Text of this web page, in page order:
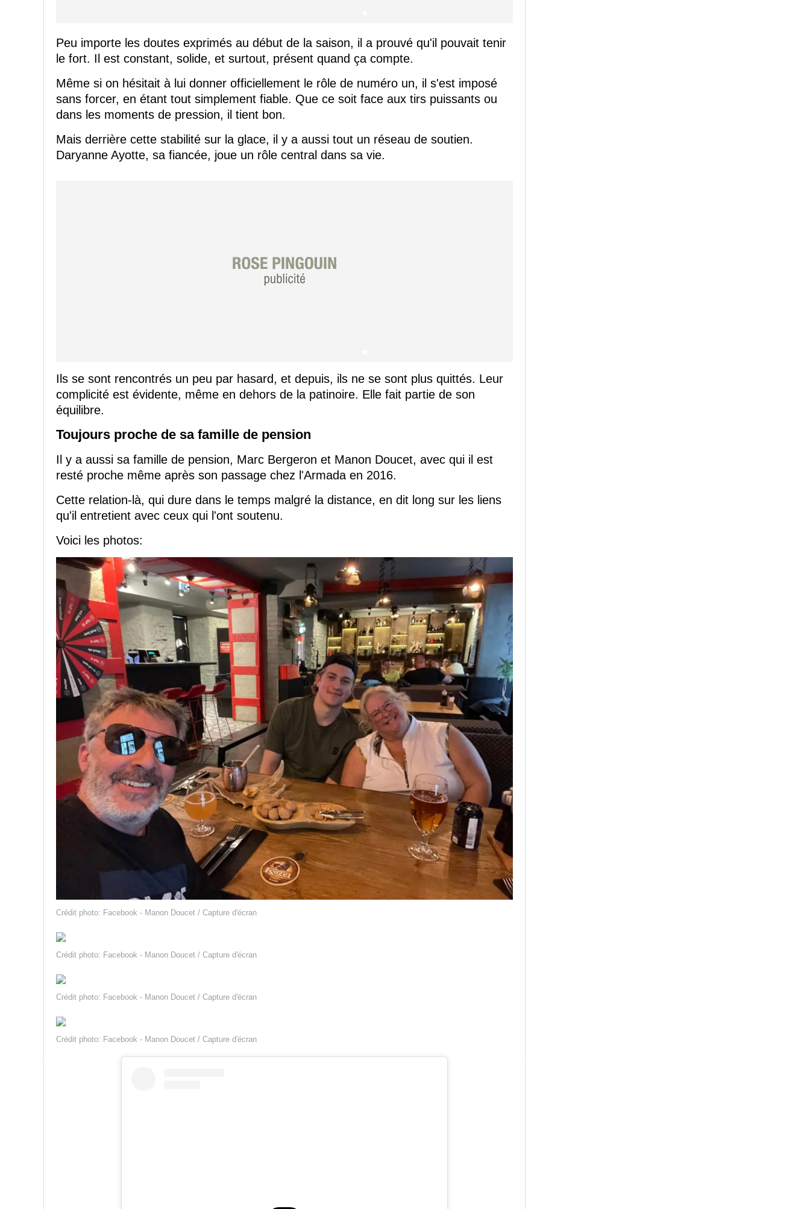
Peu importe les doutes exprimés au début de la saison, il a prouvé qu'il pouvait tenir
le fort. Il est constant, solide, et surtout, présent quand ça compte.
Même si on hésitait à lui donner officiellement le rôle de numéro un, il s'est imposé
sans forcer, en étant tout simplement fiable. Que ce soit face aux tirs puissants ou
dans les moments de pression, il tient bon.
Mais derrière cette stabilité sur la glace, il y a aussi tout un réseau de soutien.
Daryanne Ayotte, sa fiancée, joue un rôle central dans sa vie.
Ils se sont rencontrés un peu par hasard, et depuis, ils ne se sont plus quittés. Leur
complicité est évidente, même en dehors de la patinoire. Elle fait partie de son
équilibre.
Toujours proche de sa famille de pension
Il y a aussi sa famille de pension, Marc Bergeron et Manon Doucet, avec qui il est
resté proche même après son passage chez l'Armada en 2016.
Cette relation-là, qui dure dans le temps malgré la distance, en dit long sur les liens
qu'il entretient avec ceux qui l'ont soutenu.
Voici les photos:
Crédit photo: Facebook - Manon Doucet / Capture d'écran
Crédit photo: Facebook - Manon Doucet / Capture d'écran
Crédit photo: Facebook - Manon Doucet / Capture d'écran
Crédit photo: Facebook - Manon Doucet / Capture d'écran